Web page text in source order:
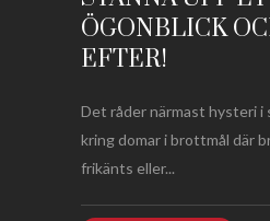
ÖGONBLICK
EFTER!
Det råder närmast hysteri i
kring domar i brottmål där
frikänts eller...